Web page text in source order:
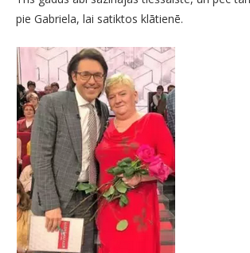
pie Gabriela, lai satiktos klātienē.